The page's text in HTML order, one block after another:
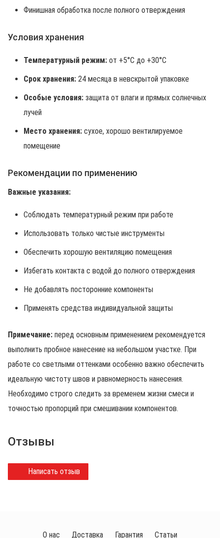
Финишная обработка после полного отверждения
Условия хранения
Температурный режим: от +5°C до +30°C
Срок хранения: 24 месяца в невскрытой упаковке
Особые условия: защита от влаги и прямых солнечных
лучей
Место хранения: сухое, хорошо вентилируемое
помещение
Рекомендации по применению
Важные указания:
Соблюдать температурный режим при работе
Использовать только чистые инструменты
Обеспечить хорошую вентиляцию помещения
Избегать контакта с водой до полного отверждения
Не добавлять посторонние компоненты
Применять средства индивидуальной защиты
Примечание: перед основным применением рекомендуется
выполнить пробное нанесение на небольшом участке. При
работе со светлыми оттенками особенно важно обеспечить
идеальную чистоту швов и равномерность нанесения.
Необходимо строго следить за временем жизни смеси и
точностью пропорций при смешивании компонентов.
Отзывы
Написать отзыв
О нас Доставка Гарантия Статьи